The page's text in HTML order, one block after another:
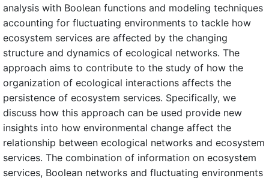
analysis with Boolean functions and modeling techniques
accounting for fluctuating environments to tackle how
ecosystem services are affected by the changing
structure and dynamics of ecological networks. The
approach aims to contribute to the study of how the
organization of ecological interactions affects the
persistence of ecosystem services. Specifically, we
discuss how this approach can be used provide new
insights into how environmental change affect the
relationship between ecological networks and ecosystem
services. The combination of information on ecosystem
services, Boolean networks and fluctuating environments